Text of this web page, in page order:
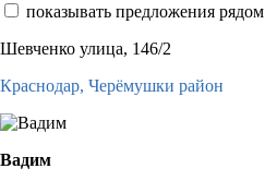
показывать предложения рядом
Шевченко улица, 146/2
Краснодар, Черёмушки район
Вадим